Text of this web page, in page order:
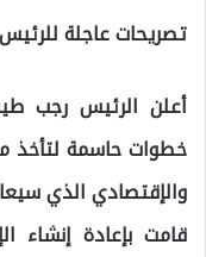
تصريحات عاجلة
أعلن الرئيس رجب
خطوات حاسمة لتأخذ
والإقتصادي الذي
قامت بإعادة إنشاء